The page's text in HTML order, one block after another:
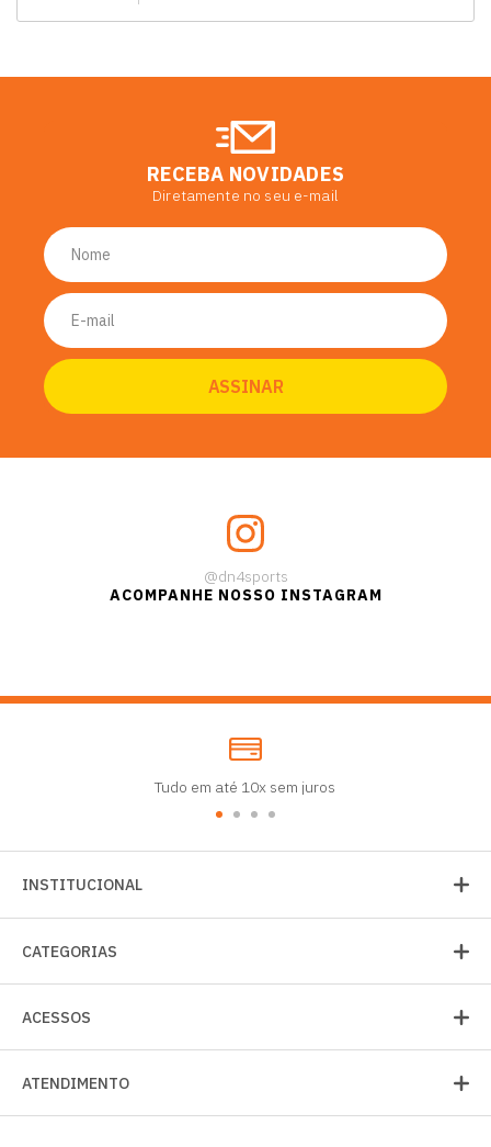
RECEBA NOVIDADES
Diretamente no seu e-mail
@dn4sports
ACOMPANHE NOSSO INSTAGRAM
Tudo em até 10x sem juros
INSTITUCIONAL
CATEGORIAS
ACESSOS
ATENDIMENTO